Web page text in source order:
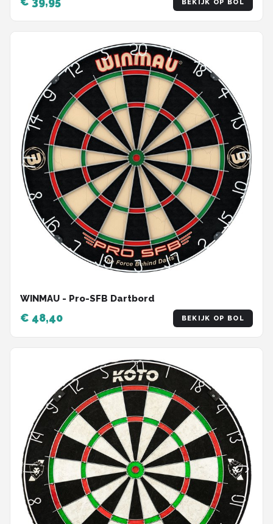
BEKIJK OP BOL
WINMAU - Pro-SFB Dartbord
€ 48,40 BEKIJK OP BOL